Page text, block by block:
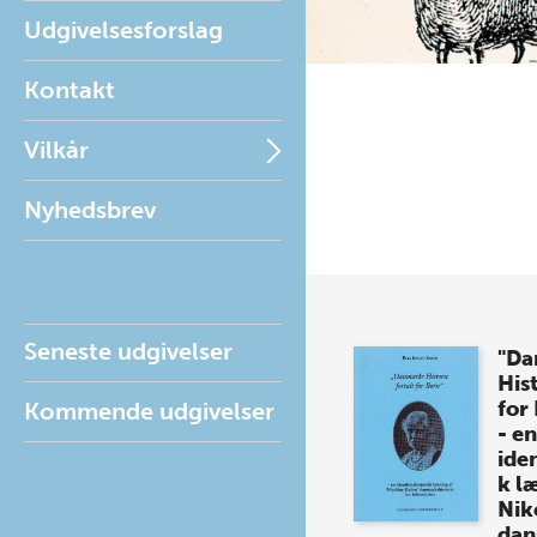
Udgivelsesforslag
Kontakt
Vilkår
Nyhedsbrev
Seneste udgivelser
Kommende udgivelser
for
- en
k